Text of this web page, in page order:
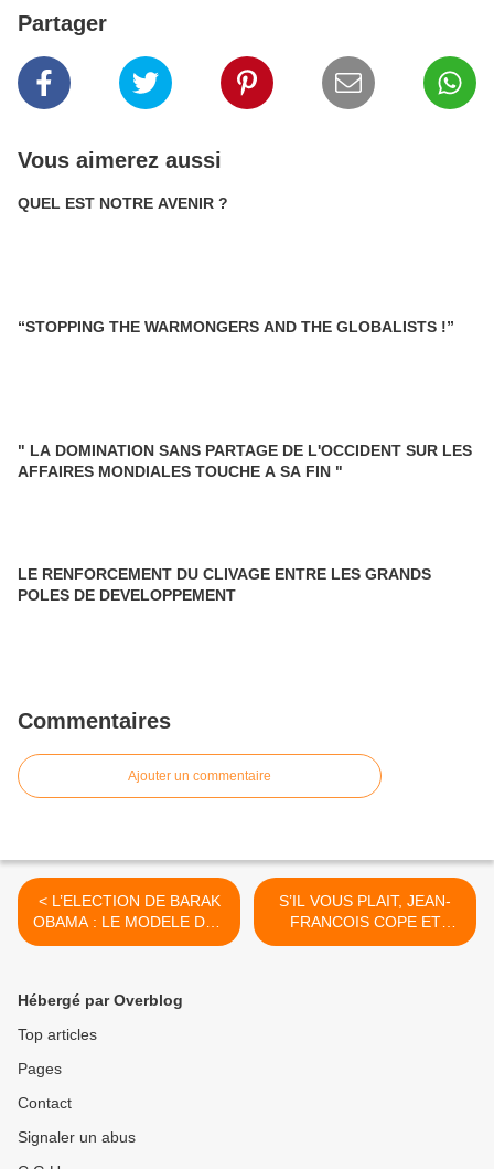
Partager
Vous aimerez aussi
QUEL EST NOTRE AVENIR ?
“STOPPING THE WARMONGERS AND THE GLOBALISTS !”
" LA DOMINATION SANS PARTAGE DE L'OCCIDENT SUR LES
AFFAIRES MONDIALES TOUCHE A SA FIN "
LE RENFORCEMENT DU CLIVAGE ENTRE LES GRANDS
POLES DE DEVELOPPEMENT
Commentaires
Ajouter un commentaire
< L’ELECTION DE BARAK
OBAMA : LE MODELE DES
ETATS-UNIS REMIS EN
S’IL VOUS PLAIT, JEAN-
FRANCOIS COPE ET
FRANCOIS FILLON :
Hébergé par Overblog
Top articles
Pages
Contact
Signaler un abus